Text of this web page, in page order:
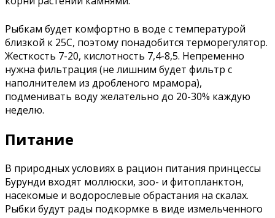
Рыбкам будет комфортно в воде с температурой
близкой к 25С, поэтому понадобится терморегулятор.
Жесткость 7-20, кислотность 7,4-8,5. Непременно
нужна фильтрация (не лишним будет фильтр с
наполнителем из дробленого мрамора),
подменивать воду желательно до 20-30% каждую
неделю.
Питание
В природных условиях в рацион питания принцессы
Бурунди входят моллюски, зоо- и фитопланктон,
насекомые и водорослевые обрастания на скалах.
Рыбки будут рады подкормке в виде измельченного